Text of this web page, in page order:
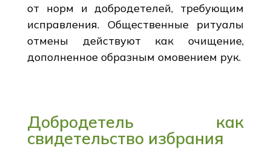
от норм и добродетелей, требующим
исправления. Общественные ритуалы
отмены действуют как очищение,
дополненное образным омовением рук.
Добродетель как
свидетельство избрания